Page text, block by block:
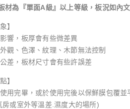
材為『單面A級』以上等級，板況如內
】
響，板厚會有些微差異
觀、色澤、紋理、木節無法控制
差，板材尺寸會有些許誤差
】
用完畢，或於使用完後以保鮮膜包覆
房或室外等溫差.濕度大的場所)